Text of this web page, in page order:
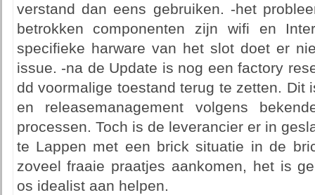
verstand dan eens gebruiken. -het
betrokken componenten zijn wifi en
specifieke harware van het slot doet er
issue. -na de Update is nog een factory
dd voormalige toestand terug te zetten. Dit
en releasemanagement volgens
processen. Toch is de leverancier er in
te Lappen met een brick situatie in de
zoveel fraaie praatjes aankomen, het is
os idealist aan helpen.